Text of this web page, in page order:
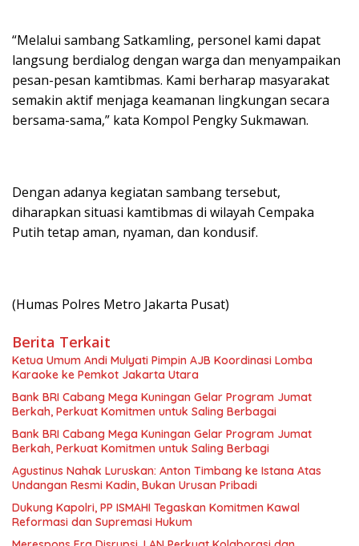
“Melalui sambang Satkamling, personel kami dapat
langsung berdialog dengan warga dan menyampaikan
pesan-pesan kamtibmas. Kami berharap masyarakat
semakin aktif menjaga keamanan lingkungan secara
bersama-sama,” kata Kompol Pengky Sukmawan.
Dengan adanya kegiatan sambang tersebut,
diharapkan situasi kamtibmas di wilayah Cempaka
Putih tetap aman, nyaman, dan kondusif.
(Humas Polres Metro Jakarta Pusat)
Berita Terkait
Ketua Umum Andi Mulyati Pimpin AJB Koordinasi Lomba
Karaoke ke Pemkot Jakarta Utara
Bank BRI Cabang Mega Kuningan Gelar Program Jumat
Berkah, Perkuat Komitmen untuk Saling Berbagai
Bank BRI Cabang Mega Kuningan Gelar Program Jumat
Berkah, Perkuat Komitmen untuk Saling Berbagi
Agustinus Nahak Luruskan: Anton Timbang ke Istana Atas
Undangan Resmi Kadin, Bukan Urusan Pribadi
Dukung Kapolri, PP ISMAHI Tegaskan Komitmen Kawal
Reformasi dan Supremasi Hukum